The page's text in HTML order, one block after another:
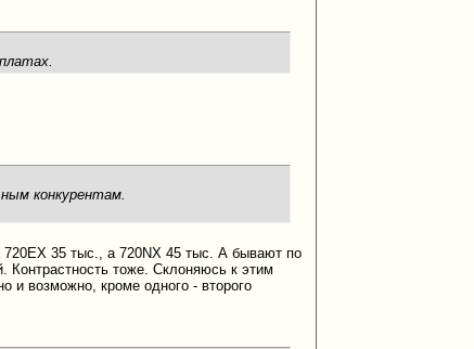
конкурентам.
720EX 35 тыс., а 720NX 45 тыс. А бывают по
Контрастность тоже. Склоняюсь к этим
возможно, кроме одного - второго